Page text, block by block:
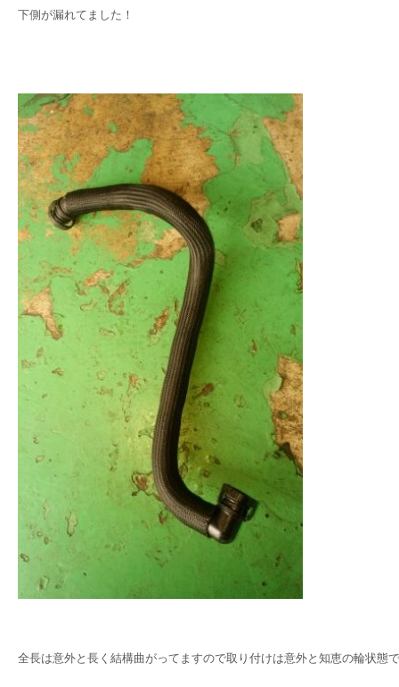
下側が漏れてました！
全長は意外と長く結構曲がってますので取り付けは意外と知恵の輪状態